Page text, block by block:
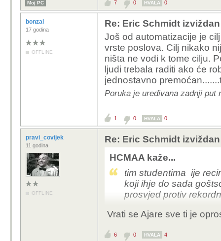
Moj PC 7 0 HVALA 0
bonzai
17 godina
OFFLINE
Re: Eric Schmidt
Još od automatizacije je
vrste poslova. Cilj nikako
ništa ne vodi k tome cilju.
ljudi trebala raditi ako će
jednostavno
Poruka je uređivana zadnji put
1 0 HVALA 0
pravi_covijek
11 godina
OFFLINE
Re: Eric Schmidt
HCMAA kaže...
tim studentima ije
koji ihje do sada
prosvjed protiv
ne laje kuja radi sela
Vrati se Ajare sve ti je
6 0 HVALA 4